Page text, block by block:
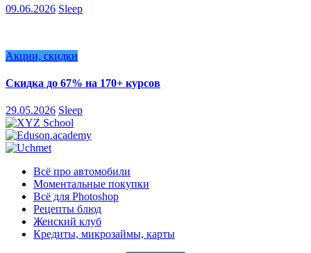
09.06.2026 Sleep
Акции, скидки
Скидка до 67% на 170+ курсов
29.05.2026 Sleep
Всё про автомобили
Моментальные покупки
Всё для Photoshop
Рецепты блюд
Женский клуб
Кредиты, микрозаймы, карты